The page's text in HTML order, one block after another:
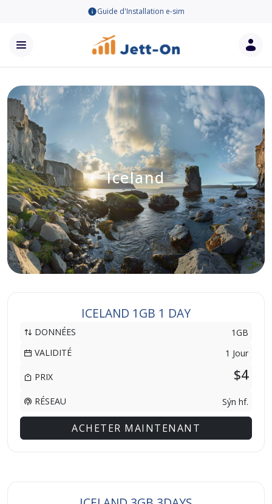
Guide d'Installation e-sim
Iceland
ICELAND 1GB 1 DAY
DONNÉES
1GB
VALIDITÉ
1 Jour
PRIX $4
RÉSEAU Sýn hf.
ACHETER MAINTENANT